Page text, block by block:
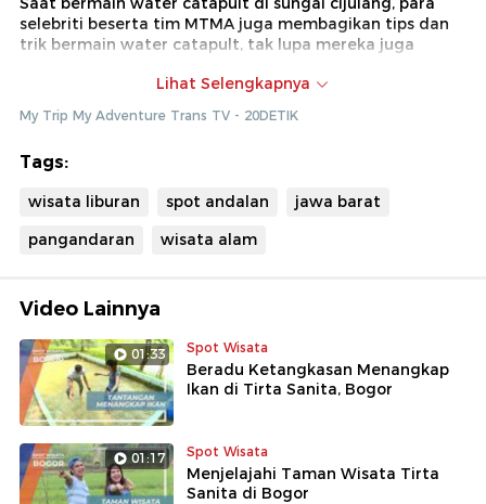
selebriti beserta tim MTMA juga membagikan tips dan
trik bermain water catapult, tak lupa mereka juga
Dok : My Trip My Adventure Trans TV (Diki)
Lihat Selengkapnya
My Trip My Adventure Trans TV - 20DETIK
Tags:
wisata liburan spot andalan
jawa barat
pangandaran
wisata alam
Video Lainnya
01:33 Spot Wisata
Beradu Ketangkasan Menangkap
Ikan di Tirta Sanita, Bogor
01:17 Spot Wisata
Menjelajahi Taman Wisata Tirta
Sanita di Bogor